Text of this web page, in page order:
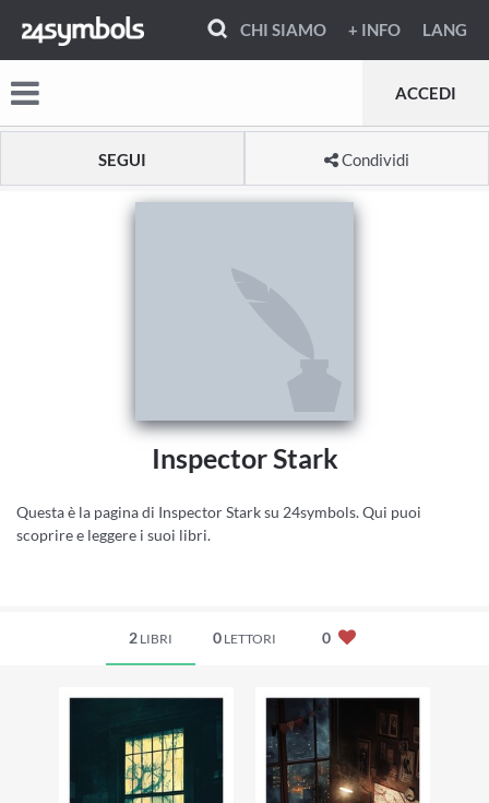
CHI SIAMO + INFO LANG
ACCEDI
SEGUI Condividi
Inspector Stark
Questa è la pagina di Inspector Stark su 24symbols. Qui puoi
scoprire e leggere i suoi libri.
2 LIBRI 0 LETTORI 0